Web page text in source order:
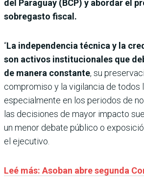
del Paraguay (BCP) y abordar el
sobregasto fiscal.
“La independencia técnica y la
son activos institucionales que
de manera constante, su
compromiso y la vigilancia de todos
especialmente en los periodos de
las decisiones de mayor impacto
un menor debate público o
el ejecutivo.
Leé más: Asoban abre segunda